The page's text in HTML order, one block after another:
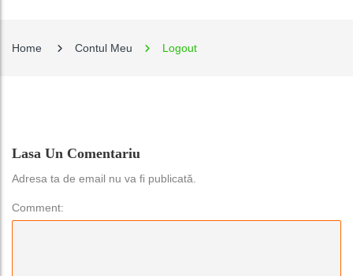
Home Contul Meu Logout
Lasa Un Comentariu
Adresa ta de email nu va fi publicată.
Comment: